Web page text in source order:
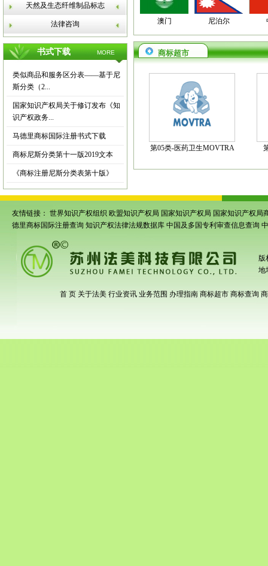
天然及生态纤维制品标志
法律咨询
书式下载 MORE
类似商品和服务区分表——基于尼
斯分类（2...
国家知识产权局关于修订发布《知
识产权政务...
马德里商标国际注册书式下载
商标尼斯分类第十一版2019文本
《商标注册尼斯分类表第十版》
澳门 尼泊尔
商标超市
第05类-医药卫生MOVTRA
友情链接： 世界知识产权组织 欧盟知识产权局 国家知识产权局 国家知识产权局
德里商标国际注册查询 知识产权法律法规数据库 中国及多国专利审查信息查询
版
地
首 页 关于法美 行业资讯 业务范围 办理指南 商标超市 商标查询